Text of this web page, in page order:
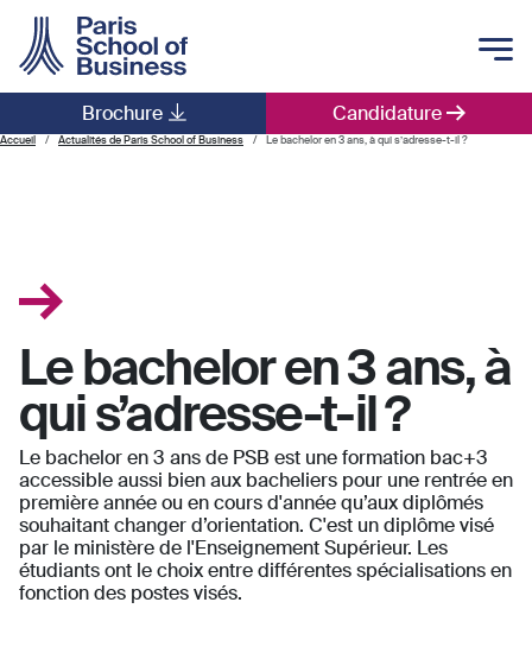
Candidature
Brochure
Main navigation
Accueil Actualités de Paris School of Business Le bachelor en 3 ans, à qui s’adresse-t-il ?
Le bachelor en 3 ans, à
qui s’adresse-t-il ?
Le bachelor en 3 ans de PSB est une formation bac+3
accessible aussi bien aux bacheliers pour une rentrée en
première année ou en cours d'année qu’aux diplômés
souhaitant changer d’orientation. C'est un diplôme visé
par le ministère de l'Enseignement Supérieur. Les
étudiants ont le choix entre différentes spécialisations en
fonction des postes visés.